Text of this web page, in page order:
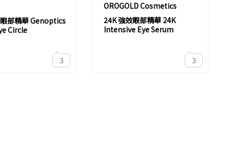
部精華 Genoptics
Circle
3
OROGOLD Cosmetics
24K 強效眼部精華 24K
Intensive Eye Serum
3